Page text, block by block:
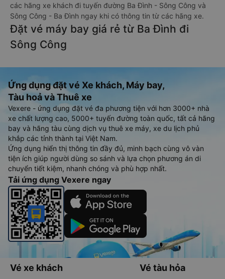
các hãng xe khách đi tuyến đường Ba Đình - Sông Công và
Sông Công - Ba Đình ngay khi có thông tin từ các hãng xe.
Đặt vé máy bay giá rẻ từ Ba Đình đi
Sông Công
Ứng dụng đặt vé Xe khách, Máy bay,
Tàu hoả và Thuê xe
Vexere - ứng dụng đặt vé đa phương tiện với hơn 3000+ nhà
xe chất lượng cao, 5000+ tuyến đường toàn quốc, tất cả hãng
bay và hãng tàu cùng dịch vụ thuê xe máy, xe du lịch phủ
khắp các tỉnh thành tại Việt Nam.
Ứng dụng hiển thị thông tin đầy đủ, minh bạch cùng vô vàn
tiện ích giúp người dùng so sánh và lựa chọn phương án di
chuyển tiết kiệm, nhanh chóng và phù hợp nhất.
Tải ứng dụng Vexere ngay
Vé xe khách Vé tàu hỏa